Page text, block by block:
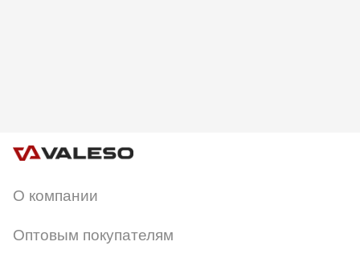
О компании
Оптовым покупателям